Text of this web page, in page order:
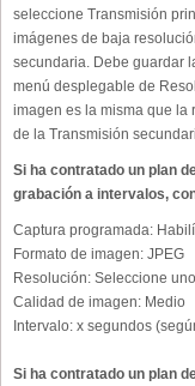
seleccione Transmisión
imágenes de baja
secundaria. Debe guardar
menú desplegable de
imagen es la misma que la
de la Transmisión
Si ha contratado un plan
grabación a intervalos,
Captura programada:
Formato de imagen: JPEG
Resolución: Seleccione
Calidad de imagen: Medio
Intervalo: x segundos
Si ha contratado un plan